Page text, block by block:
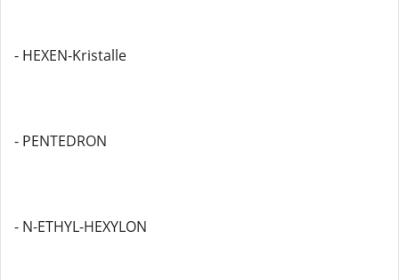
- HEXEN-Kristalle
- PENTEDRON
- N-ETHYL-HEXYLON